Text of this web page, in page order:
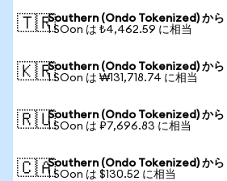
🇹🇷Southern (Ondo Tokenized) から
1 SOon は ₺4,462.59 に相当
🇰🇷Southern (Ondo Tokenized) から
1 SOon は ₩131,718.74 に相当
🇷🇺Southern (Ondo Tokenized) から
1 SOon は ₽7,696.83 に相当
🇨🇦Southern (Ondo Tokenized) から
1 SOon は $130.52 に相当